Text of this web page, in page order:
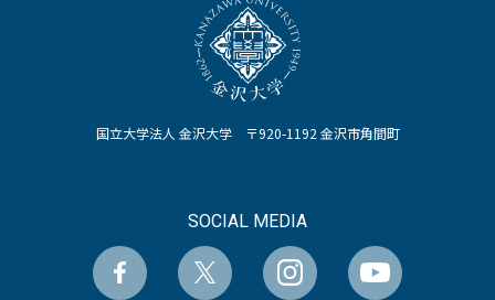
国立大学法人 金沢大学 〒920-1192 金沢市角間町
SOCIAL MEDIA